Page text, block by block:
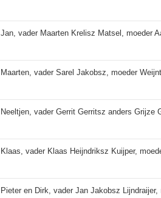
Jan, vader Maarten Krelisz Matsel, moeder
Maarten, vader Sarel Jakobsz, moeder
Neeltjen, vader Gerrit Gerritsz anders Grijze
Klaas, vader Klaas Heijndriksz Kuijper,
Pieter en Dirk, vader Jan Jakobsz